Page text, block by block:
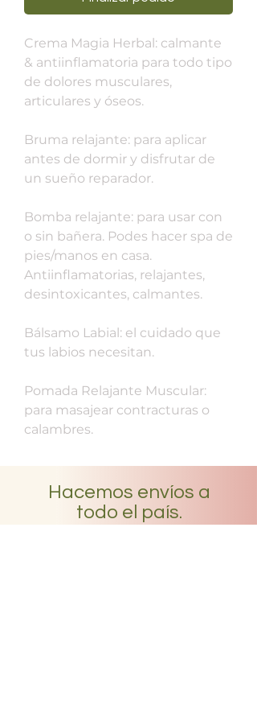
Crema Magia Herbal: calmante
& antiinflamatoria para todo tipo
de dolores musculares,
articulares y óseos.
Bruma relajante: para aplicar
antes de dormir y disfrutar de
un sueño reparador.
Bomba relajante: para usar con
o sin bañera. Podes hacer spa de
pies/manos en casa.
Antiinflamatorias, relajantes,
desintoxicantes, calmantes.
Bálsamo Labial: el cuidado que
tus labios necesitan.
Pomada Relajante Muscular:
para masajear contracturas o
calambres.
Hacemos envíos a
todo el país.